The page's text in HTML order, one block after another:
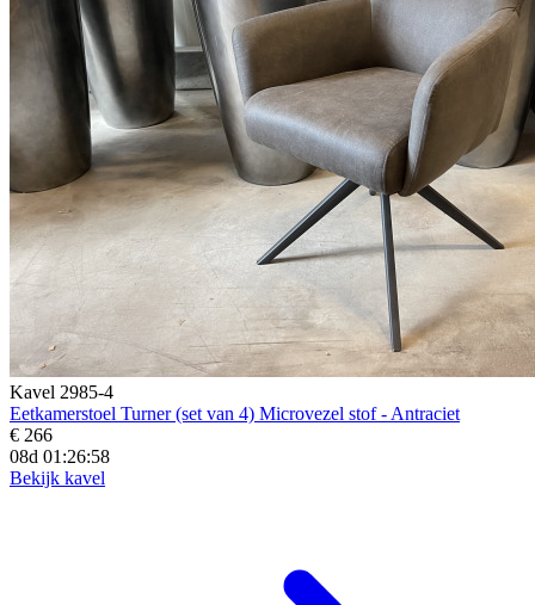
Kavel 2985-4
Eetkamerstoel Turner (set van 4) Microvezel stof - Antraciet
€ 266
08d 01:26:56
Bekijk kavel